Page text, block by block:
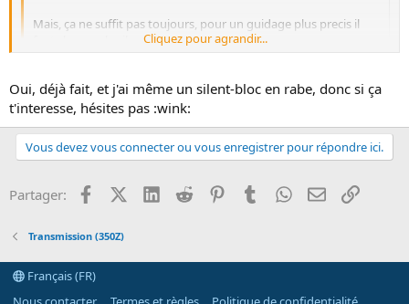
Mais, ça ne suffit pas toujours, pour un guidage plus precis il
faut changer le silent-bloc de transmission:
http://www.z1motorsports.com/350_g35/product_info.php?
Hello, tu as déja fait greg ?? Le mien doit être hs mais je ne sais
même pas où il est ce silent-bloc...
Cliquez pour agrandir...
Oui, déjà fait, et j'ai même un silent-bloc en rabe, donc si ça
t'interesse, hésites pas :wink:
Vous devez vous connecter ou vous enregistrer pour répondre ici.
Partager: FacebookX (Twitter)
LinkedInReddit PinterestTumblrWhatsApp
EmailLien
Transmission (350Z)
Français (FR)